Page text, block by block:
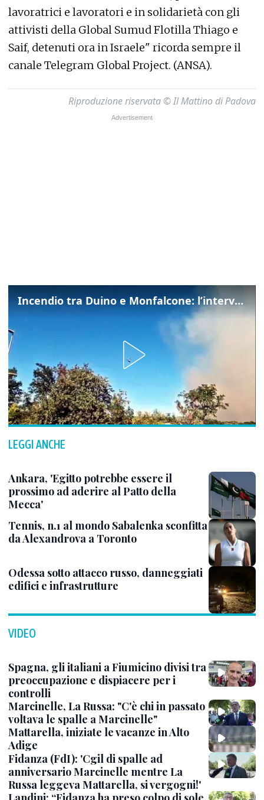
lavoratrici e lavoratori e in solidarietà con gli
attivisti della Global Sumud Flotilla Thiago e
Saif, detenuti ora in Israele" ricorda sempre il
canale Telegram Global Project. (ANSA).
Riproduzione riservata © Il Mattino di Padova
Incendio tra Duino e Monfalcone: l’intervento dei vigili del fuoco
LEGGI ANCHE
Ankara, 'Egitto potrebbe essere il
prossimo ad aderire al Patto della
Mecca'
Tennis, n.1 al mondo Sabalenka sconfitta
da Alexandrova a Toronto
Odessa sotto attacco russo, danneggiati
edifici e infrastrutture
VIDEO
Spagna, gli italiani a Fiumicino divisi tra
preoccupazione e dispiacere per i
controlli
Marcinelle, La Russa: "C'è chi in passato
voltava le spalle a Marcinelle"
Mattarella, iniziate le vacanze in Alto
Adige
Fidanza (FdI): 'Cgil di spalle ad
anniversario Marcinelle mentre La
Russa leggeva Mattarella, si vergogni!'